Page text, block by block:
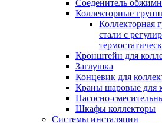
Соеденитель
Коллекторные
Коллекторная
стали с
Кронштейн для
Заглушка
Концевик для
Краны шаровые для
Насосно-
Шкафы коллекторы
Системы инсталяции